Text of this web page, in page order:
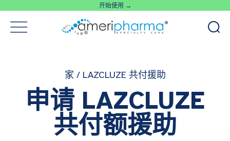
开始使用 →
家 / LAZCLUZE 共付援助
申请 LAZCLUZE
共付额援助